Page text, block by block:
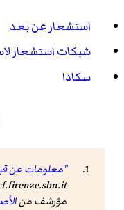
استشعار عن بعد
شبكات استشعار
سكادا
"معلومات عن
مؤرشف من